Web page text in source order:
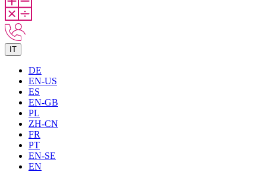
IT
DE
EN-US
ES
EN-GB
PL
ZH-CN
FR
PT
EN-SE
EN